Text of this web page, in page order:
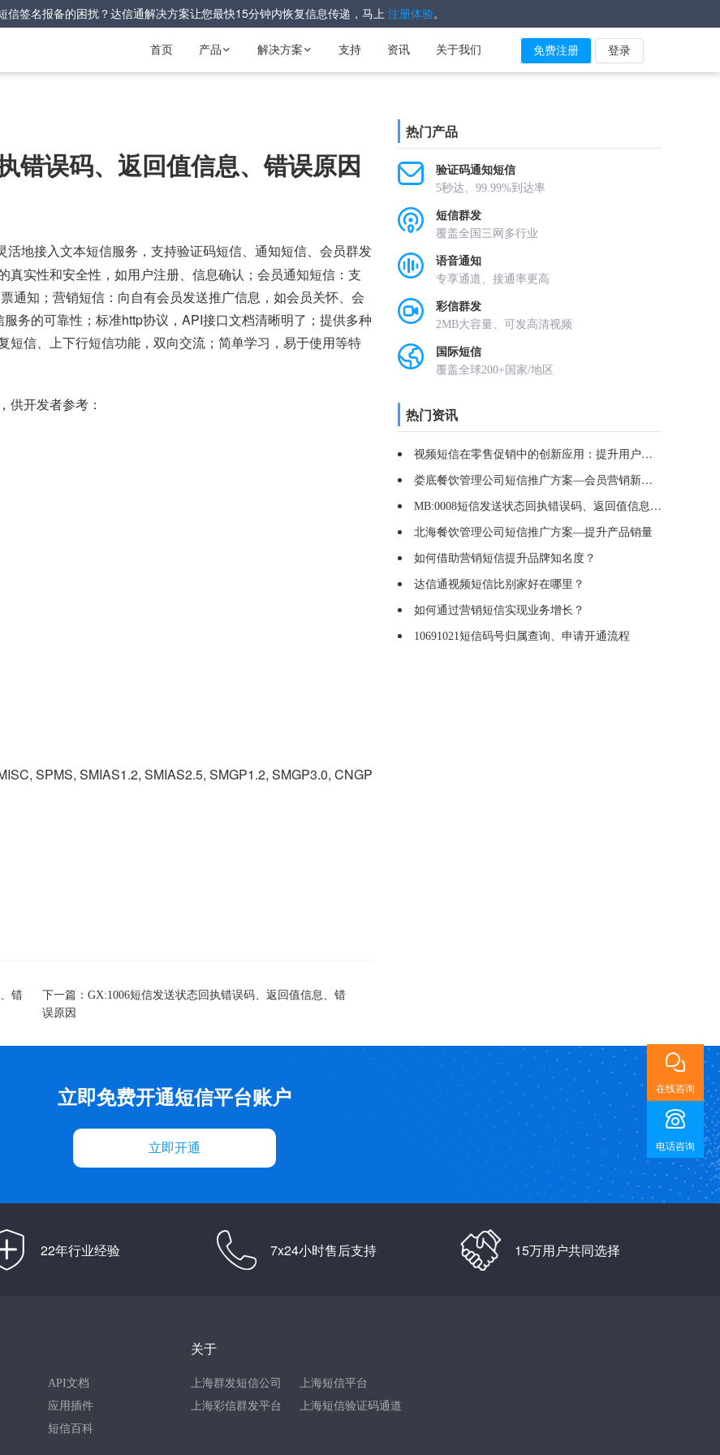
信签名报备的困扰？达信通解决方案让您最快15分钟内恢复信息传递，马上 注册体验。
首页 产品  解决方案  支持 资讯 关于我们 免费注册 登录
错误码、返回值信息、错误原因
地接入文本短信服务，支持验证码短信、 通知短信、会员群发
实性和安全性，如用户注册、信息确认；会员通知短信：支
通知；营销短信：向自有会员发送推广信息，如会员关怀、会
务的可靠性；标准http协议，API接口文档清晰明了；提供多种
短信、上下行短信功能，双向交流；简单学习，易于使用等特
供开发者参考：
SPMS, SMIAS1.2, SMIAS2.5, SMGP1.2, SMGP3.0, CNGP
错
下一篇：GX:1006短信发送状态回执错误码、返回值信息、错
误原因
热门产品
验证码通知短信
5秒达、99.99%到达率
短信群发
覆盖全国三网多行业
语音通知
专享通道、接通率更高
彩信群发
2MB大容量、可发高清视频
国际短信
覆盖全球200+国家/地区
热门资讯
视频短信在零售促销中的创新应用：提升用户购买欲
娄底餐饮管理公司短信推广方案—会员营销新方式
MB:0008短信发送状态回执错误码、返回值信息、错误原因
北海餐饮管理公司短信推广方案—提升产品销量
如何借助营销短信提升品牌知名度？
达信通视频短信比别家好在哪里？
如何通过营销短信实现业务增长？
10691021短信码号归属查询、申请开通流程
立即免费开通短信平台账户
立即开通
22年行业经验 7x24小时售后支持 15万用户共同选择
API文档
应用插件
短信百科
关于
上海群发短信公司
上海短信平台
上海彩信群发平台
上海短信验证码通道
在线咨询
电话咨询